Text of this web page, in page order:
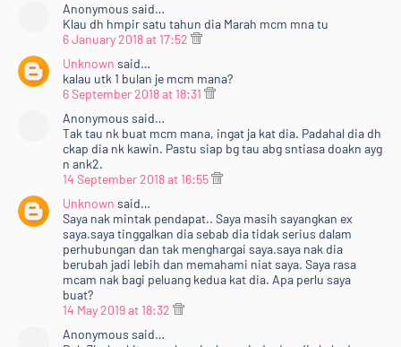
Anonymous said…
Klau dh hmpir satu tahun dia Marah mcm mna tu
6 January 2018 at 17:52
Unknown said…
kalau utk 1 bulan je mcm mana?
6 September 2018 at 18:31
Anonymous said…
Tak tau nk buat mcm mana, ingat ja kat dia. Padahal dia dh
ckap dia nk kawin. Pastu siap bg tau abg sntiasa doakn ayg
n ank2.
14 September 2018 at 16:55
Unknown said…
Saya nak mintak pendapat.. Saya masih sayangkan ex
saya.saya tinggalkan dia sebab dia tidak serius dalam
perhubungan dan tak menghargai saya.saya nak dia
berubah jadi lebih dan memahami niat saya. Saya rasa
mcam nak bagi peluang kedua kat dia. Apa perlu saya
buat?
14 May 2019 at 18:32
Anonymous said…